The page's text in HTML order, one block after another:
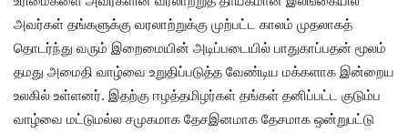
அவர்கள் தங்களுக்கு வரலாற்றுக்கு முற்பட்ட காலம் முதலாகத்
தொடர்ந்து வரும் இறைமையின் அடிப்படையில் பாதுகாப்பதன் மூலம்
தமது அமைதி வாழ்வை உறுதிப்படுத்த வேண்டிய மக்களாக இன்றைய
உலகில் உள்ளனர். இதற்கு ஈழத்தமிழர்கள் தங்கள் தனிப்பட்ட குடும்ப
வாழ்வை மட்டுமல்ல சமுகமாக தேசஇனமாக தேசமாக ஒன்றுபட்டு